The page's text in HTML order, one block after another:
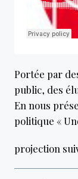
Portée par
public, des
En nous
politique «
projection